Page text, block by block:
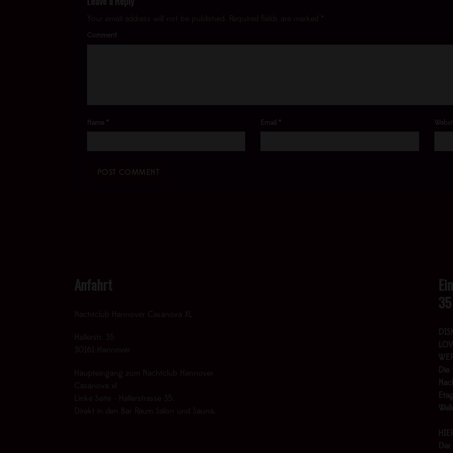
Your email address will not be published. Required fields are marked *
Comment
Name * Email *
Anfahrt
Nachtclub Hannover Casanova XL
Hallerstr. 35
30161 Hannover
Haupteingang zum Nachtclub Hannover
Casanova xl
Linke Seite - Hallerstrasse 35.
Direkt in den Bar Raum Salon und Sauna.